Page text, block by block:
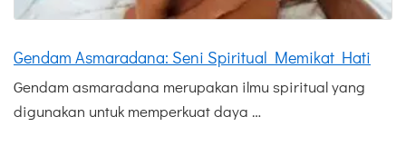
Gendam Asmaradana: Seni Spiritual Memikat Hati
Gendam asmaradana merupakan ilmu spiritual yang
digunakan untuk memperkuat daya …